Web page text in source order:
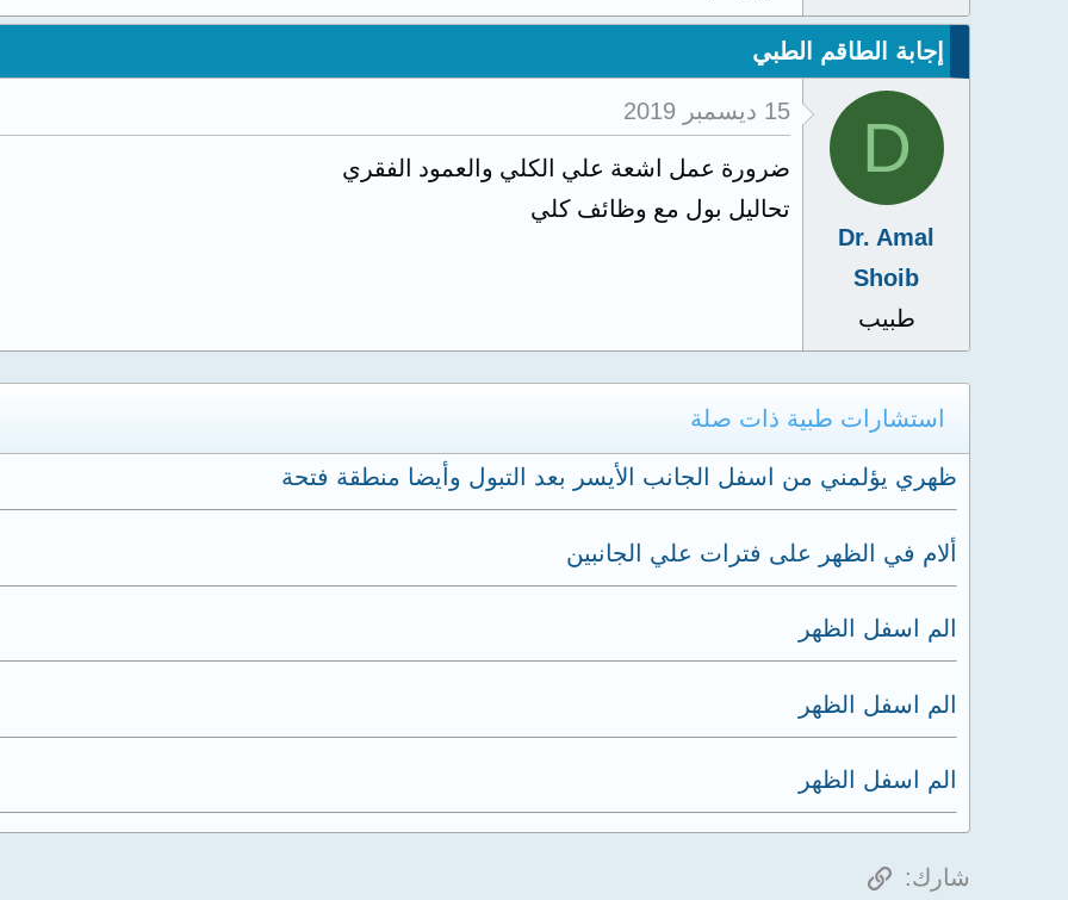
إجابة الطاقم الطبي
D
Dr. Amal
Shoib
طبيب
15 ديسمبر 2019
ضرورة عمل اشعة علي الكلي والعمود الفقري
تحاليل بول مع وظائف كلي
استشارات طبية ذات صلة
ظهري يؤلمني من اسفل الجانب الأيسر بعد التبول وأيضا منطقة فتحة
ألام في الظهر على فترات علي الجانبين
الم اسفل الظهر
الم اسفل الظهر
الم اسفل الظهر
شارك: الرابط